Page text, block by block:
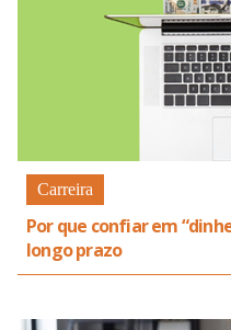
Carreira
Por que confiar em
longo prazo